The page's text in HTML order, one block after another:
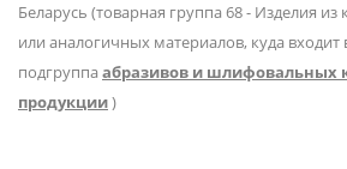
Беларусь (товарная группа 68 - Изделия
или аналогичных материалов, куда входит
подгруппа абразивов и шлифовальных
продукции)